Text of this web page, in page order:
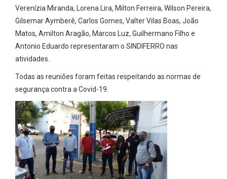
Verenízia Miranda, Lorena Lira, Milton Ferreira, Wilson Pereira,
Gilsemar Aymberê, Carlos Gomes, Valter Vilas Boas, João
Matos, Amilton Aragão, Marcos Luz, Guilhermano Filho e
Antonio Eduardo representaram o SINDIFERRO nas
atividades.
Todas as reuniões foram feitas respeitando as normas de
segurança contra a Covid-19.